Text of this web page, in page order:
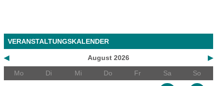
VERANSTALTUNGSKALENDER
◀ ▶
August 2026
Mo
Di Mi Do Fr Sa So